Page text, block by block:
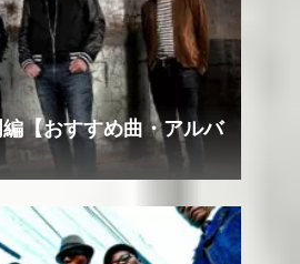
【おすすめ曲・アルバ